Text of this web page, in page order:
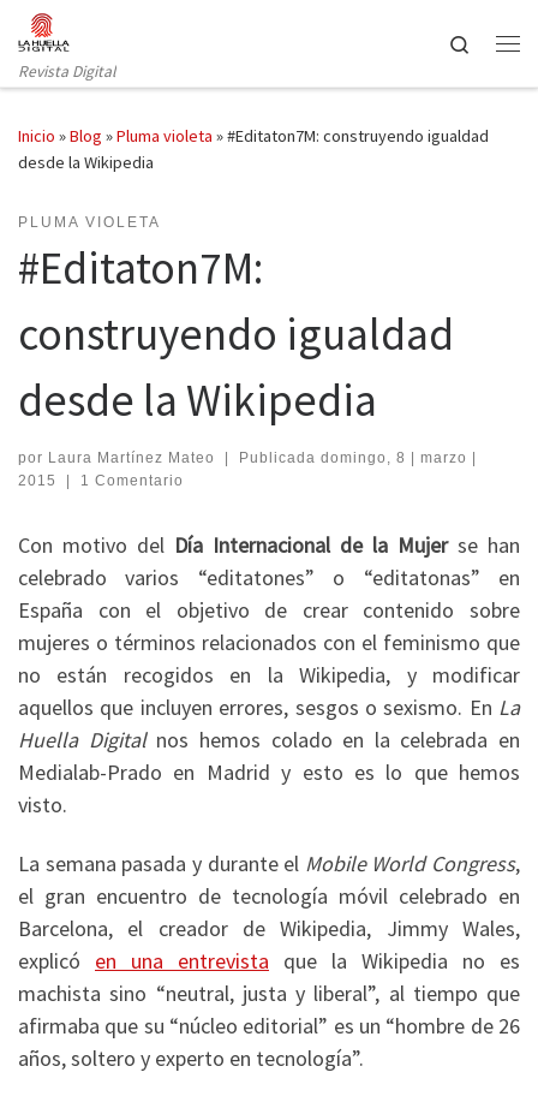
Saltar al contenido
Revista Digital
Search
Inicio »Blog »Pluma violeta »#Editaton7M: construyendo igualdad
desde la Wikipedia
PLUMA VIOLETA
#Editaton7M:
construyendo igualdad
desde la Wikipedia
por Laura Martínez Mateo | Publicada domingo, 8 | marzo |
2015
| 1 Comentario
Con motivo del Día Internacional de la Mujerse han
celebrado varios “editatones” o “editatonas” en
España con el objetivo de crear contenido sobre
mujeres o términos relacionados con el feminismo que
no están recogidos en la Wikipedia, y modificar
aquellos que incluyen errores, sesgos o sexismo. En La
Huella Digitalnos hemos colado en la celebrada en
Medialab-Prado en Madrid y esto es lo que hemos
visto.
La semana pasada y durante el Mobile World Congress,
el gran encuentro de tecnología móvil celebrado en
Barcelona, el creador de Wikipedia, Jimmy Wales,
explicó en una entrevista que la Wikipedia no es
machista sino “neutral, justa y liberal”, al tiempo que
afirmaba que su “núcleo editorial” es un “hombre de 26
años, soltero y experto en tecnología”.